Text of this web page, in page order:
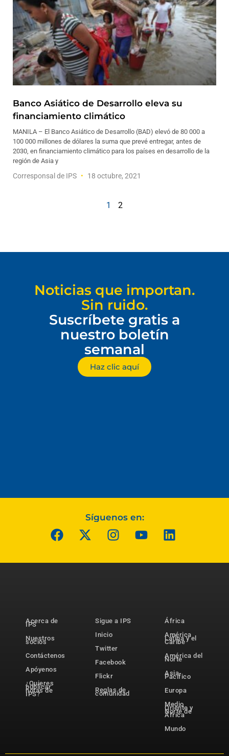
Banco Asiático de Desarrollo eleva su
financiamiento climático
MANILA – El Banco Asiático de Desarrollo (BAD) elevó de 80 000 a
100 000 millones de dólares la suma que prevé entregar, antes de
2030, en financiamiento climático para los países en desarrollo de la
región de Asia y
Corresponsal de IPS 18 octubre, 2021
1 2
Noticias que importan.
Sin ruido.
Suscríbete gratis a
nuestro boletín
semanal
Haz clic aquí
Síguenos en:
Acerca de
IPS
Nuestros
socios
Contáctenos
Apóyenos
¿Quieres
publicar
notas de
IPS?
Sigue a IPS
Inicio
Twitter
Facebook
Flickr
Reglas de
comunidad
África
América
Latina y el
Caribe
América del
Norte
Asia-
Pacífico
Europa
Medio
Oriente y
Norte de
África
Mundo